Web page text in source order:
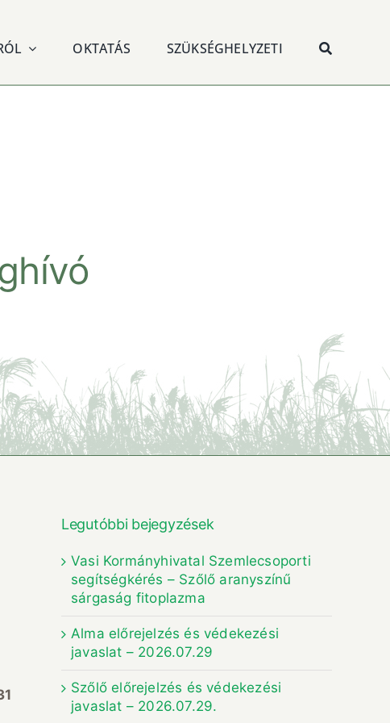
OKTATÁS SZÜKSÉGHELYZETI
Legutóbbi bejegyzések
Vasi Kormányhivatal Szemlecsoporti
segítségkérés – Szőlő aranyszínű
sárgaság fitoplazma
Alma előrejelzés és védekezési
javaslat – 2026.07.29
Szőlő előrejelzés és védekezési
javaslat – 2026.07.29.